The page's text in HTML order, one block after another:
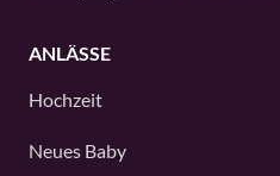
ANLÄSSE
Hochzeit
Neues Baby